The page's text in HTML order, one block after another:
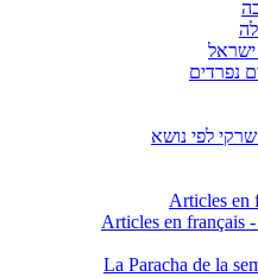
נפרדים
לפי נושא
Articles en
La Paracha de la